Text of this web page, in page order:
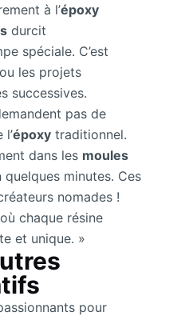
à l’époxy
durcit
spéciale. C’est
les projets
successives.
pas de
époxy traditionnel.
dans les moules
minutes. Ces
nomades !
chaque résine
et unique. »
pour